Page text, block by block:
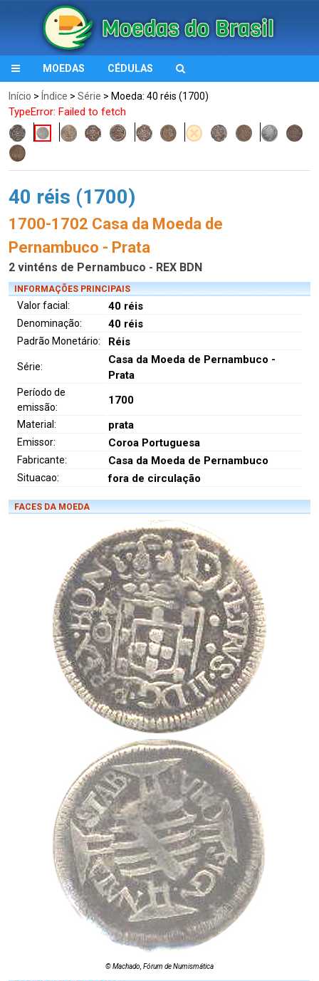
MOEDAS CÉDULAS
Início > Índice > Série > Moeda: 40 réis (1700)
TypeError: Failed to fetch
40 réis (1700)
1700-1702 Casa da Moeda de
Pernambuco - Prata
2 vinténs de Pernambuco - REX BDN
INFORMAÇÕES PRINCIPAIS
Valor facial: 40 réis
Denominação: 40 réis
Padrão Monetário: Réis
Série:
Casa da Moeda de Pernambuco -
Prata
Período de
emissão:
1700
Material: prata
Emissor: Coroa Portuguesa
Fabricante: Casa da Moeda de Pernambuco
Situacao: fora de circulação
FACES DA MOEDA
© Machado, Fórum de Numismática